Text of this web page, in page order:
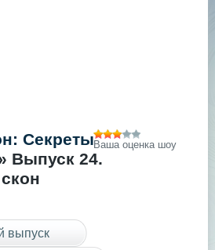
Секреты
Выпуск 24.
Ваша оценка шоу
выпуск